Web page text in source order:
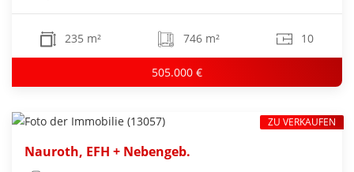
235 m² 746 m² 10
505.000 €
Nauroth, EFH + Nebengeb.
ZU VERKAUFEN